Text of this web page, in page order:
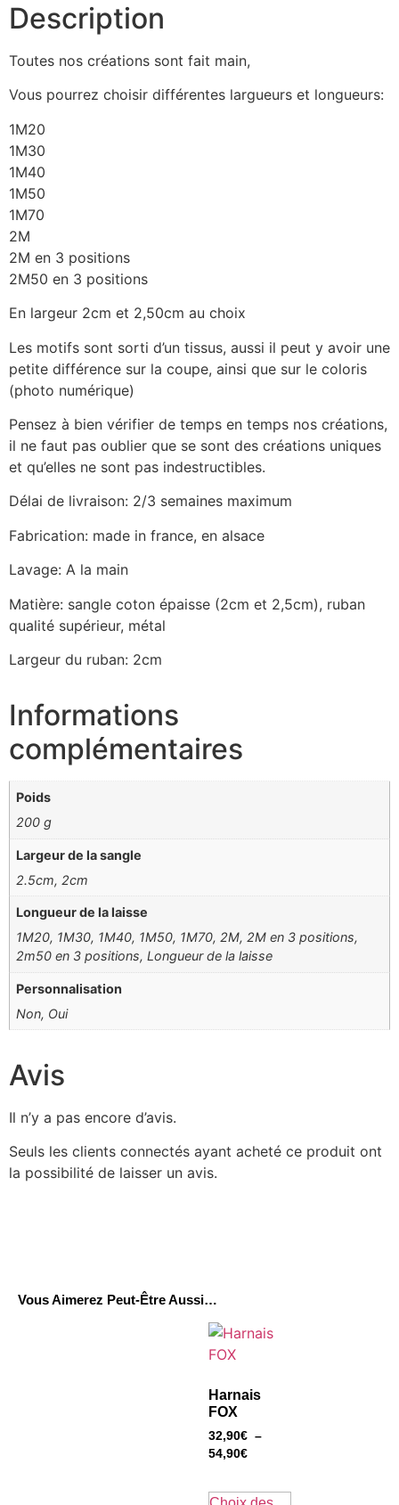
Description
Toutes nos créations sont fait main,
Vous pourrez choisir différentes largueurs et longueurs:
1M20
1M30
1M40
1M50
1M70
2M
2M en 3 positions
2M50 en 3 positions
En largeur 2cm et 2,50cm au choix
Les motifs sont sorti d’un tissus, aussi il peut y avoir une
petite différence sur la coupe, ainsi que sur le coloris
(photo numérique)
Pensez à bien vérifier de temps en temps nos créations,
il ne faut pas oublier que se sont des créations uniques
et qu’elles ne sont pas indestructibles.
Délai de livraison: 2/3 semaines maximum
Fabrication: made in france, en alsace
Lavage: A la main
Matière: sangle coton épaisse (2cm et 2,5cm), ruban
qualité supérieur, métal
Largeur du ruban: 2cm
Informations
complémentaires
Poids
200 g
Largeur de la sangle
2.5cm, 2cm
Longueur de la laisse
1M20, 1M30, 1M40, 1M50, 1M70, 2M, 2M en 3 positions,
2m50 en 3 positions, Longueur de la laisse
Personnalisation
Non, Oui
Avis
Il n’y a pas encore d’avis.
Seuls les clients connectés ayant acheté ce produit ont
la possibilité de laisser un avis.
Vous Aimerez Peut-Être Aussi…
Harnais
FOX
32,90€ –
54,90€